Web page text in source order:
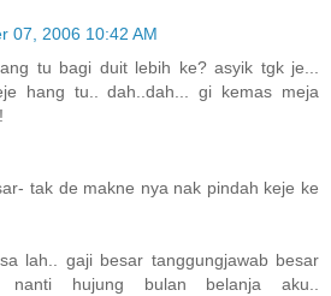
07, 2006 10:42 AM
tu bagi duit lebih ke? asyik tgk je...
hang tu.. dah..dah... gi kemas meja
tak de makne nya nak pindah keje ke
lah.. gaji besar tanggungjawab besar
nanti hujung bulan belanja aku..